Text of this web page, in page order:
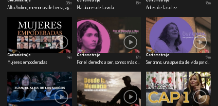
38m
Malabares de la vida
18m
Antes de las diez
18m
Cortometraje
Mujeres empoderadas
14m
Cortometraje
17m
Cortometraje
17m